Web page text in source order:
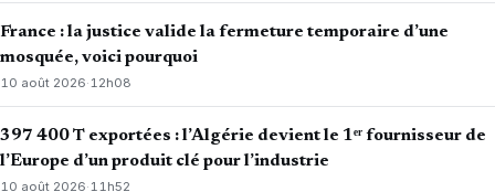
France : la justice valide la fermeture temporaire d’une
mosquée, voici pourquoi
10 août 2026· 12h08
397 400 T exportées : l’Algérie devient le 1ᵉʳ fournisseur de
l’Europe d’un produit clé pour l’industrie
10 août 2026·11h52